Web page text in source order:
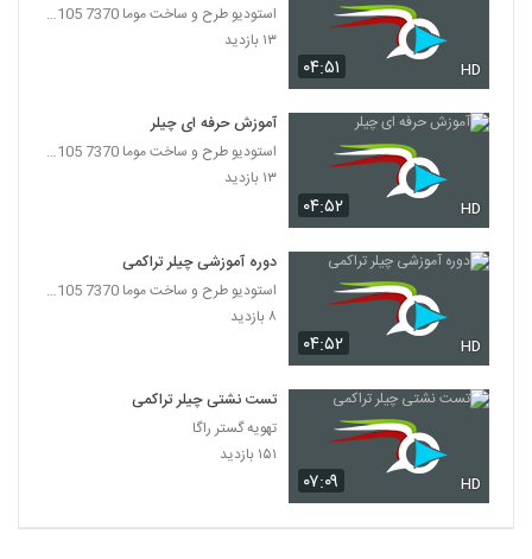
۰۴:۵۱ HD
استودیو طرح و ساخت موما 7370 7105-021
۱۳ بازدید
۰۴:۵۲ HD
آموزش حرفه ای چیلر
استودیو طرح و ساخت موما 7370 7105-021
۱۳ بازدید
۰۴:۵۲ HD
دوره آموزشی چیلر تراکمی
استودیو طرح و ساخت موما 7370 7105-021
۸ بازدید
۰۷:۰۹ HD
تست نشتی چیلر تراکمی
تهویه گستر راگا
۱۵۱ بازدید